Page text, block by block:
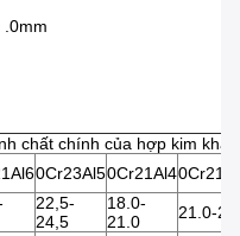
.0mm
chất chính của hợp kim
0Cr23Al50Cr21Al4
22,5-
24,5
18.0-
21.0
21.0-